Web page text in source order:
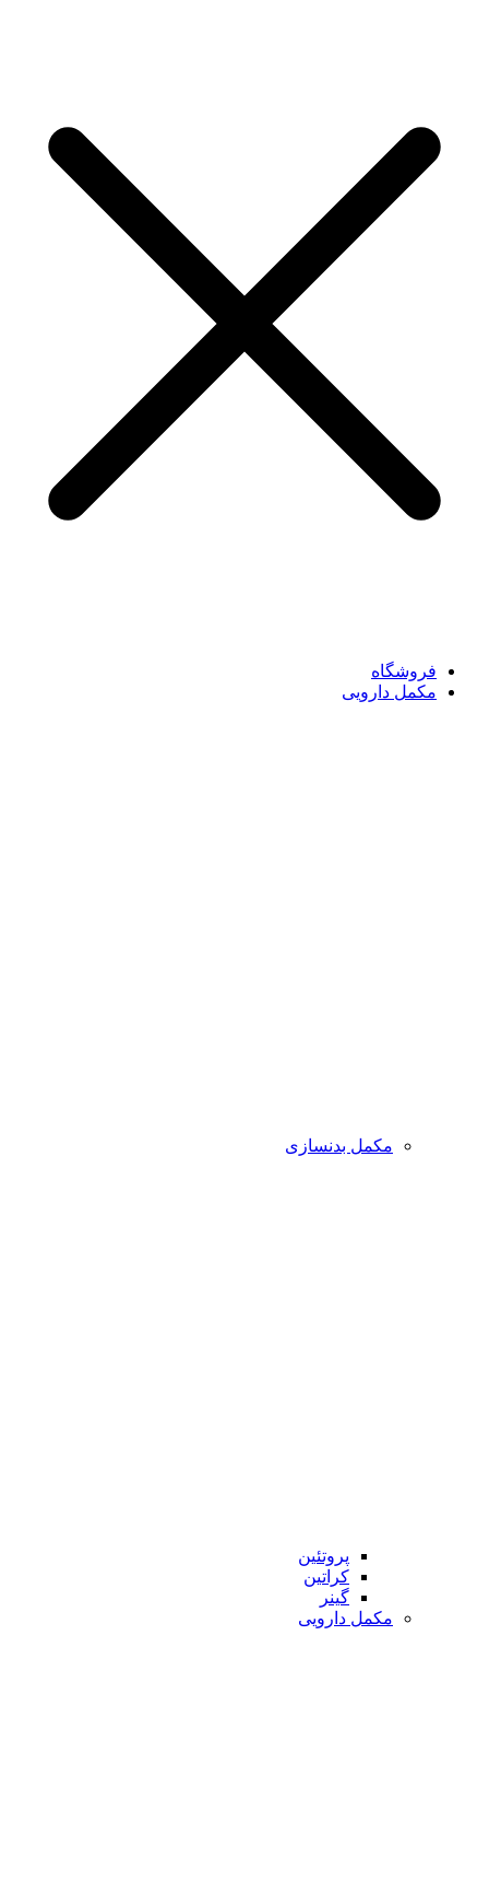
فروشگاه
مکمل دارویی
مکمل بدنسازی
پروتئین
کراتین
گینر
مکمل دارویی